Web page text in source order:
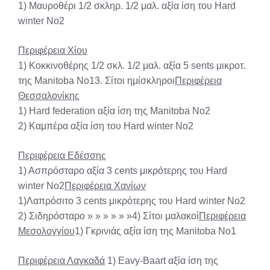
1) Μαυροθέρι 1/2 σκληρ. 1/2 μαλ. αξία ίση του Hard
winter No2
Περιφέρεια Χίου
1) Κοκκινοθέρης 1/2 σκλ. 1/2 μαλ. αξία 5 sents μικροτ.
της Manitoba No13. Σίτοι ημίσκληροιΠεριφέρεια
Θεσσαλονίκης
1) Hard federation αξία ίση της Manitoba No2
2) Καμπέρα αξία ίση του Hard winter No2
Περιφέρεια Εδέσσης
1) Ασπρόσταρο αξία 3 cents μικρότερης του Hard
winter No2Περιφέρεια Χανίων
1)Λαπρόσιτο 3 cents μικρότερης του Hard winter No2
2) Σιδηρόσταρο » » » » » »4) Σίτοι μαλακοίΠεριφέρεια
Μεσολογγίου1) Γκρινιάς αξία ίση της Manitoba No1
Περιφέρεια Λαγκαδά 1) Eavy-Baart αξία ίση της